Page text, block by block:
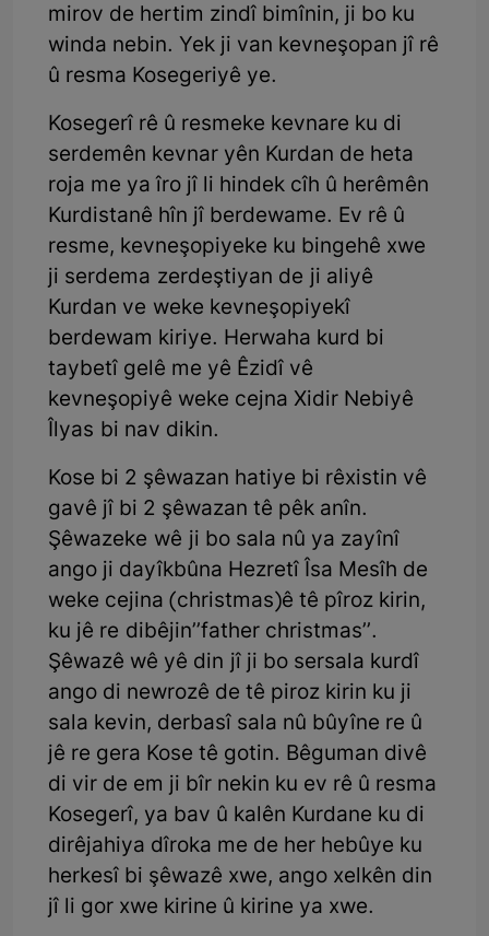
mirov de hertim zindî bimînin, ji bo ku
winda nebin. Yek ji van kevneşopan jî rê
û resma Kosegeriyê ye.
Kosegerî rê û resmeke kevnare ku di
serdemên kevnar yên Kurdan de heta
roja me ya îro jî li hindek cîh û herêmên
Kurdistanê hîn jî berdewame. Ev rê û
resme, kevneşopiyeke ku bingehê xwe
ji serdema zerdeştiyan de ji aliyê
Kurdan ve weke kevneşopiyekî
berdewam kiriye. Herwaha kurd bi
taybetî gelê me yê Êzidî vê
kevneşopiyê weke cejna Xidir Nebiyê
Îlyas bi nav dikin.
Kose bi 2 şêwazan hatiye bi rêxistin vê
gavê jî bi 2 şêwazan tê pêk anîn.
Şêwazeke wê ji bo sala nû ya zayînî
ango ji dayîkbûna Hezretî Îsa Mesîh de
weke cejina (christmas)ê tê pîroz kirin,
ku jê re dibêjin’’father christmas’’.
Şêwazê wê yê din jî ji bo sersala kurdî
ango di newrozê de tê piroz kirin ku ji
sala kevin, derbasî sala nû bûyîne re û
jê re gera Kose tê gotin. Bêguman divê
di vir de em ji bîr nekin ku ev rê û resma
Kosegerî, ya bav û kalên Kurdane ku di
dirêjahiya dîroka me de her hebûye ku
herkesî bi şêwazê xwe, ango xelkên din
jî li gor xwe kirine û kirine ya xwe.